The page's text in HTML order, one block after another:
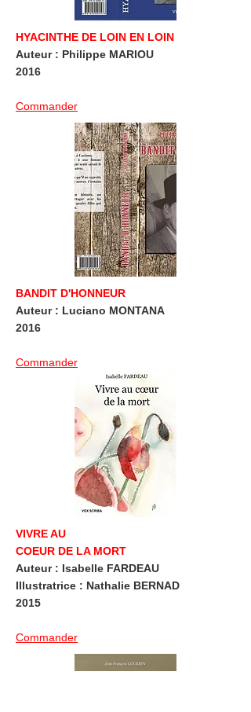
HYACINTHE DE LOIN EN LOIN
Auteur : Philippe MARIOU
2016
Commander
BANDIT D'HONNEUR
Auteur : Luciano MONTANA
2016
Commander
VIVRE AU
COEUR DE LA MORT
Auteur : Isabelle FARDEAU
Illustratrice : Nathalie BERNAD
2015
Commander